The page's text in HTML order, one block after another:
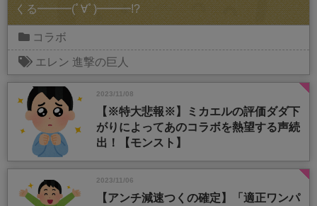
くる━━━(ﾟ∀ﾟ)━━━!?
コラボ
エレン 進撃の巨人
2023/11/08
【※特大悲報※】ミカエルの評価ダダ下
がりによってあのコラボを熱望する声続
出！【モンスト】
2023/11/06
【アンチ減速つくの確定】「適正ワンパ